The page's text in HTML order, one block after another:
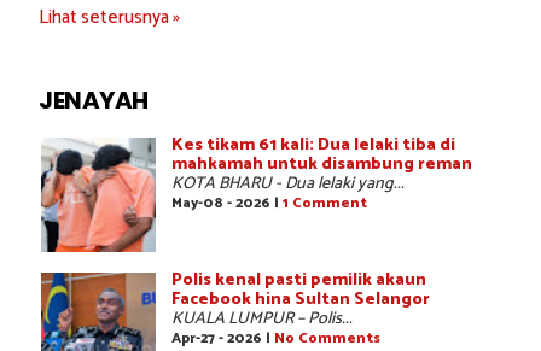
Lihat seterusnya »
JENAYAH
Kes tikam 61 kali: Dua lelaki tiba di
mahkamah untuk disambung reman
KOTA BHARU - Dua lelaki yang...
May-08 - 2026 | 1 Comment
Polis kenal pasti pemilik akaun
Facebook hina Sultan Selangor
KUALA LUMPUR – Polis...
Apr-27 - 2026 | No Comments